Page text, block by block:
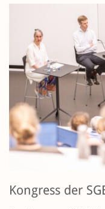
Kongress der